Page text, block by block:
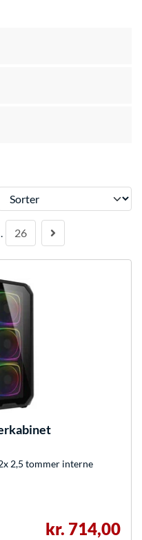
Sorter
26
2,5 tommer interne
kr. 714,00